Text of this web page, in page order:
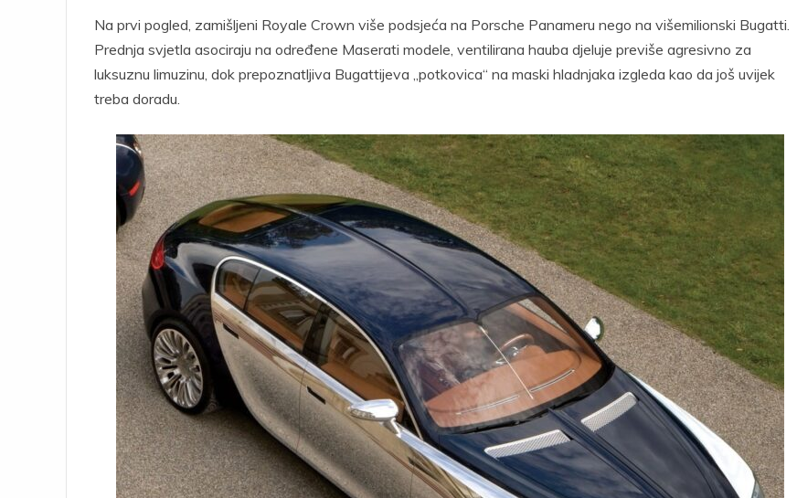
Na prvi pogled, zamišljeni Royale Crown više podsjeća na Porsche Panameru nego na višemilionski Bugatti.
Prednja svjetla asociraju na određene Maserati modele, ventilirana hauba djeluje previše agresivno za
luksuznu limuzinu, dok prepoznatljiva Bugattijeva „potkovica“ na maski hladnjaka izgleda kao da još uvijek
treba doradu.